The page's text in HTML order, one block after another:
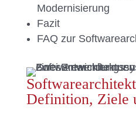
Modernisierung
Fazit
FAQ zur
Definition, Ziele